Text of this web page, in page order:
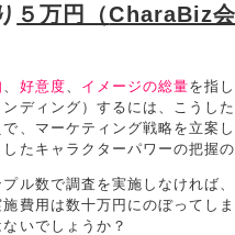
５万円（CharaBiz
好意度 イメージの総量を指
ディング）するには、こうし
、マーケティング戦略を立案
たキャラクターパワーの把握
ル数で調査を実施しなければ
費用は数十万円にのぼってし
いでしょうか？